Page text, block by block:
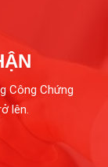
Công Chứng
lên.